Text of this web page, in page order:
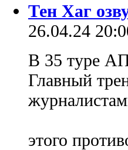
Тен Хаг
26.04.24
В 35 туре
Главный
этого